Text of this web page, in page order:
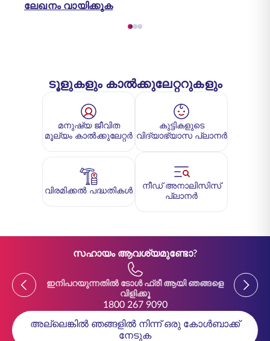
ലേഖനം വായിക്കുക
ടൂളുകളും കാൽക്കുലേറ്ററുകളും
മനുഷ്യ ജീവിത
മൂല്യം കാൽക്കുലേറ്റർ
കുട്ടികളുടെ
വിദ്യാഭ്യാസ പ്ലാനർ
വിരമിക്കൽ പദ്ധതികൾ
നീഡ് അനാലിസിസ്
പ്ലാനർ
സഹായം ആവശ്യമുണ്ടോ?
Previousഇനിപറയുന്നതിൽ ടോൾ ഫ്രീ ആയി ഞങ്ങളെ
വിളിക്കൂ
1800 267 9090
Previous
അല്ലെങ്കിൽ ഞങ്ങളിൽ നിന്ന് ഒരു കോൾബാക്ക്
നേടുക